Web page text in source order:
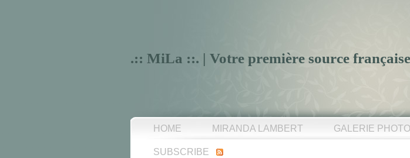
.:: MiLa ::. | Votre première source
HOME MIRANDA LAMBERT GALERIE
SUBSCRIBE